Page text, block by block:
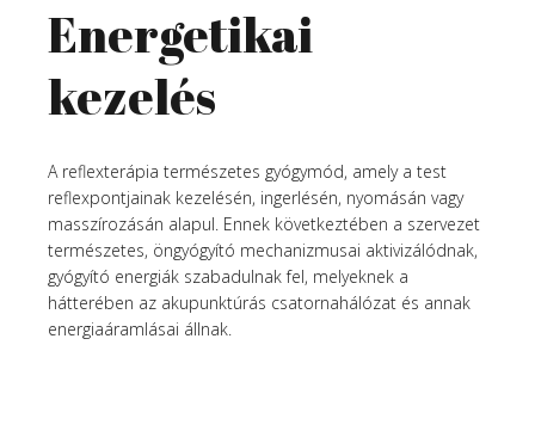
Energetikai
kezelés
A reflexterápia természetes gyógymód, amely a test
reflexpontjainak kezelésén, ingerlésén, nyomásán vagy
masszírozásán alapul. Ennek következtében a szervezet
természetes, öngyógyító mechanizmusai aktivizálódnak,
gyógyító energiák szabadulnak fel, melyeknek a
hátterében az akupunktúrás csatornahálózat és annak
energiaáramlásai állnak.